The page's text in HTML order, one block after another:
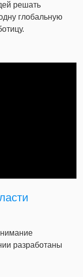
решать
глобальную
разработаны